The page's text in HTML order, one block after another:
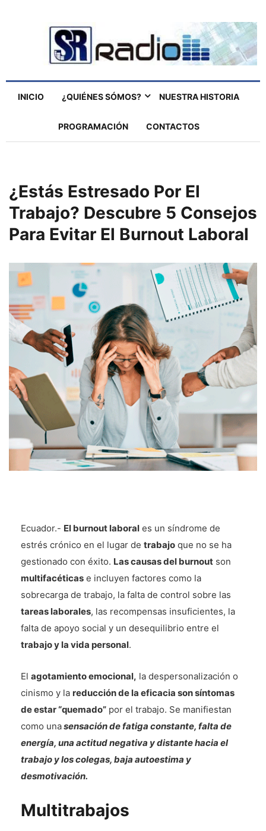
INICIO ¿QUIÉNES SÓMOS? NUESTRA HISTORIA
PROGRAMACIÓN CONTACTOS
¿Estás Estresado Por El
Trabajo? Descubre 5 Consejos
Para Evitar El Burnout Laboral
Ecuador.- El burnout laboral es un síndrome de
estrés crónico en el lugar de trabajo que no se ha
gestionado con éxito. Las causas del burnout son
multifacéticas e incluyen factores como la
sobrecarga de trabajo, la falta de control sobre las
tareas laborales, las recompensas insuficientes, la
falta de apoyo social y un desequilibrio entre el
trabajo y la vida personal.
El agotamiento emocional, la despersonalización o
cinismo y la reducción de la eficacia son síntomas
de estar “quemado” por el trabajo. Se manifiestan
como unasensación de fatiga constante, falta de
energía, una actitud negativa y distante hacia el
trabajo y los colegas, baja autoestima y
desmotivación.
Multitrabajos